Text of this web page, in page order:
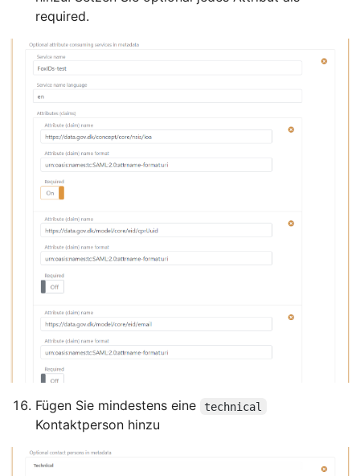
required.
Fügen Sie mindestens eine technical
Kontaktperson hinzu